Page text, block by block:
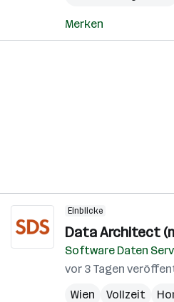
Merken
Einblicke
Data Architect
Software Daten
vor 3 Tagen
Wien
Vollzeit